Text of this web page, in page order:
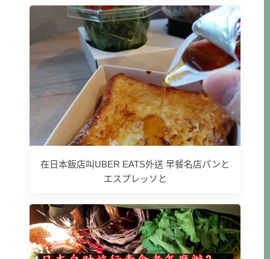
在日本飯店叫UBER EATS外送 早餐名店パンと
エスプレッソと